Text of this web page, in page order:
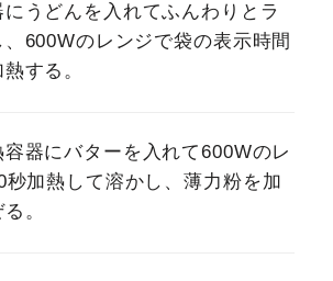
うどんを入れてふんわりとラ
、600Wのレンジで袋の表示時間
する。
容器にバターを入れて600Wのレ
秒加熱して溶かし、薄力粉を加
。